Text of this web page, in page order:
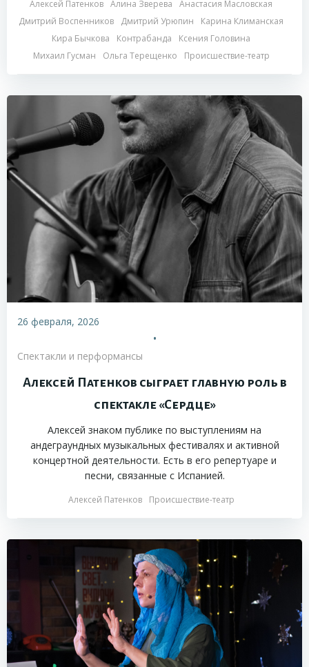
Алексей Патенков Алина Зверева
Анастасия Масловская
Дмитрий Воспенников
Дмитрий Урюпин
Карина Климанская
Кира Бычкова
Контрабанда
Ксения Головина
Михаил Гусман
Ольга Терещенко Происшествие-театр
26 февраля, 2026
•
Спектакли и перформансы
Алексей Патенков сыграет главную роль в
спектакле «Сердце»
Алексей знаком публике по выступлениям на
андеграундных музыкальных фестивалях и активной
концертной деятельности. Есть в его репертуаре и
песни, связанные с Испанией.
Алексей Патенков Происшествие-театр